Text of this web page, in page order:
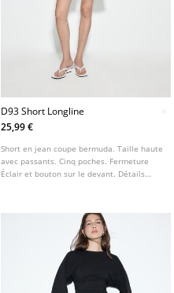
D93 Short Longline
25,99 €
Short en jean coupe bermuda. Taille haute
avec passants. Cinq poches. Fermeture
Éclair et bouton sur le devant. Détails